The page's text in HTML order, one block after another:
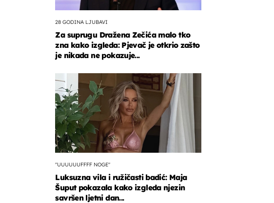
28 GODINA LJUBAVI
Za suprugu Dražena Zečića malo tko
zna kako izgleda: Pjevač je otkrio zašto
je nikada ne pokazuje...
"UUUUUUFFFF NOGE"
Luksuzna vila i ružičasti badić: Maja
Šuput pokazala kako izgleda njezin
savršen ljetni dan...